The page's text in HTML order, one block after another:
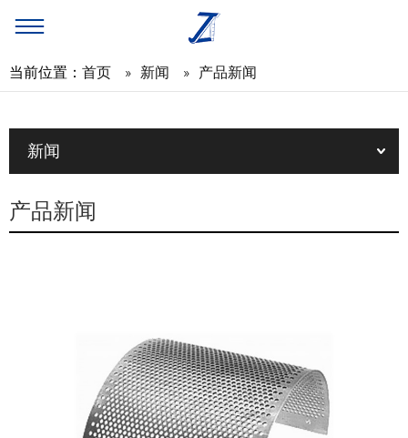
当前位置： 首页 » 新闻 » 产品新闻
新闻
产品新闻